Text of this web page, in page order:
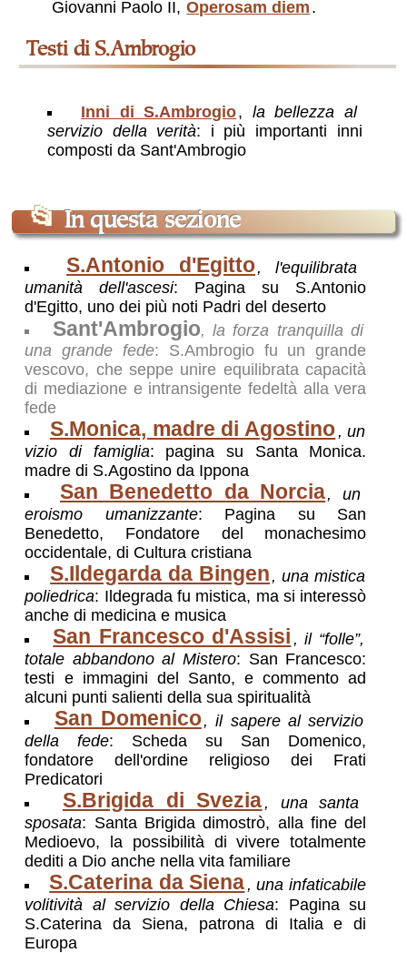
polemica contro il paganesimo: testo tratto
arcivescovo di Milano, Giovanni Colombo,
che guidò la diocesi dal 1965 al 1979
Giovanni Paolo II, Operosam diem .
testi di S.Ambrogio
Inni di S.Ambrogio, la bellezza al
servizio della verità: i più importanti inni
composti da Sant'Ambrogio
📂 In questa sezione
S.Antonio d'Egitto, l'equilibrata
umanità dell'ascesi: Pagina su S.Antonio
d'Egitto, uno dei più noti Padri del deserto
Sant'Ambrogio, la forza tranquilla di
una grande fede: S.Ambrogio fu un grande
vescovo, che seppe unire equilibrata capacità
di mediazione e intransigente fedeltà alla vera
fede
S.Monica, madre di Agostino , un
vizio di famiglia: pagina su Santa Monica.
madre di S.Agostino da Ippona
San Benedetto da Norcia, un
eroismo umanizzante: Pagina su San
Benedetto, Fondatore del monachesimo
occidentale, di Cultura cristiana
S.Ildegarda da Bingen , una mistica
poliedrica: Ildegrada fu mistica, ma si interessò
anche di medicina e musica
San Francesco d'Assisi , il “folle”,
totale abbandono al Mistero: San Francesco:
testi e immagini del Santo, e commento ad
alcuni punti salienti della sua spiritualità
San Domenico, il sapere al servizio
della fede: Scheda su San Domenico,
fondatore dell'ordine religioso dei Frati
Predicatori
S.Brigida di Svezia , una santa
sposata: Santa Brigida dimostrò, alla fine del
Medioevo, la possibilità di vivere totalmente
dediti a Dio anche nella vita familiare
S.Caterina da Siena , una infaticabile
volitività al servizio della Chiesa: Pagina su
S.Caterina da Siena, patrona di Italia e di
Europa